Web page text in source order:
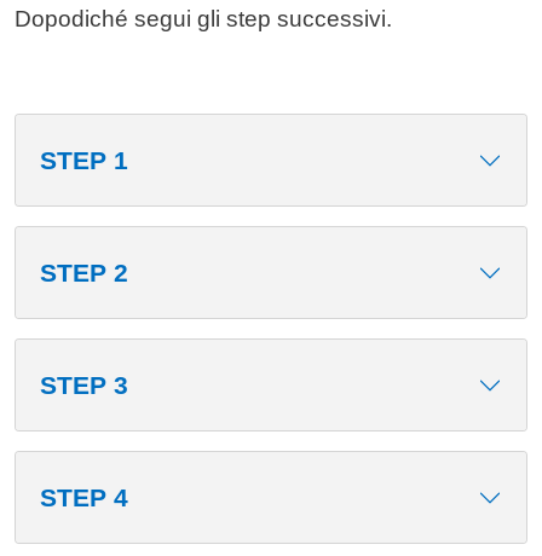
Dopodiché segui gli step successivi.
STEP 1
STEP 2
STEP 3
STEP 4